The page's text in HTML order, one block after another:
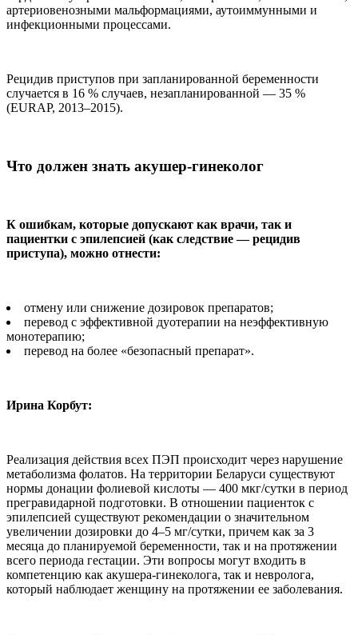
артериовенозными мальформациями, аутоиммунными и
инфекционными процессами.
Рецидив приступов при запланированной беременности
случается в 16 % случаев, незапланированной — 35 %
(EURAP, 2013–2015).
Что должен знать акушер-гинеколог
К ошибкам, которые допускают как врачи, так и
пациентки с эпилепсией (как следствие — рецидив
приступа), можно отнести:
отмену или снижение дозировок препаратов;
перевод с эффективной дуотерапии на неэффективную
монотерапию;
перевод на более «безопасный препарат».
Ирина Корбут:
Реализация действия всех ПЭП происходит через нарушение
метаболизма фолатов. На территории Беларуси существуют
нормы донации фолиевой кислоты — 400 мкг/сутки в период
прегравидарной подготовки. В отношении пациенток с
эпилепсией существуют рекомендации о значительном
увеличении дозировки до 4–5 мг/сутки, причем как за 3
месяца до планируемой беременности, так и на протяжении
всего периода гестации. Эти вопросы могут входить в
компетенцию как акушера-гинеколога, так и невролога,
который наблюдает женщину на протяжении ее заболевания.